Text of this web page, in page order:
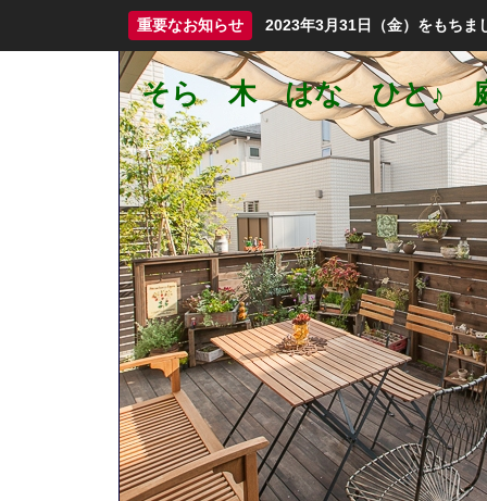
重要なお知らせ 2023年3月31日（金）をもちま
そら 木 はな ひと♪
庭づくり